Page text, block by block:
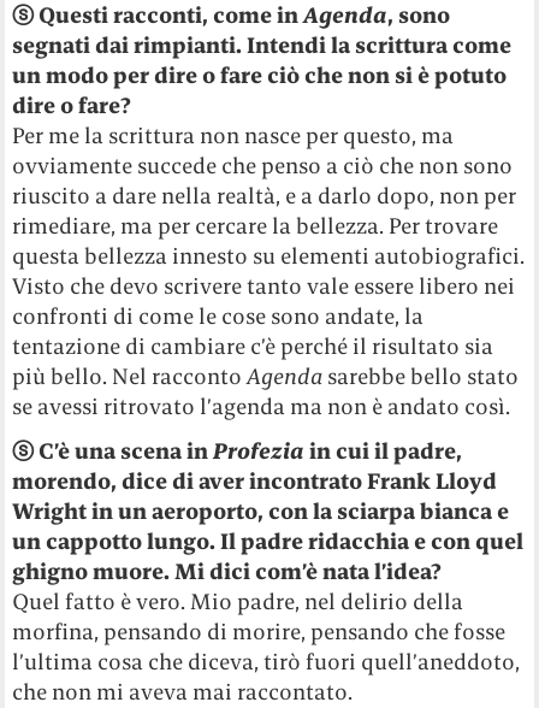
ⓢQuesti racconti, come inAgenda, sono
segnati dai rimpianti. Intendi la scrittura come
un modo per dire o fare ciò che non si è potuto
dire o fare?
Per me la scrittura non nasce per questo, ma
ovviamente succede che penso a ciò che non sono
riuscito a dare nella realtà, e a darlo dopo, non per
rimediare, ma per cercare la bellezza. Per trovare
questa bellezza innesto su elementi autobiografici.
Visto che devo scrivere tanto vale essere libero nei
confronti di come le cose sono andate, la
tentazione di cambiare c’è perché il risultato sia
più bello. Nel raccontoAgenda sarebbe bello stato
se avessi ritrovato l’agenda ma non è andato così.
ⓢC’è una scena inProfezia in cui il padre,
morendo, dice di aver incontrato Frank Lloyd
Wright in un aeroporto, con la sciarpa bianca e
un cappotto lungo. Il padre ridacchia e con quel
ghigno muore. Mi dici com’è nata l’idea?
Quel fatto è vero. Mio padre, nel delirio della
morfina, pensando di morire, pensando che fosse
l’ultima cosa che diceva, tirò fuori quell’aneddoto,
che non mi aveva mai raccontato.